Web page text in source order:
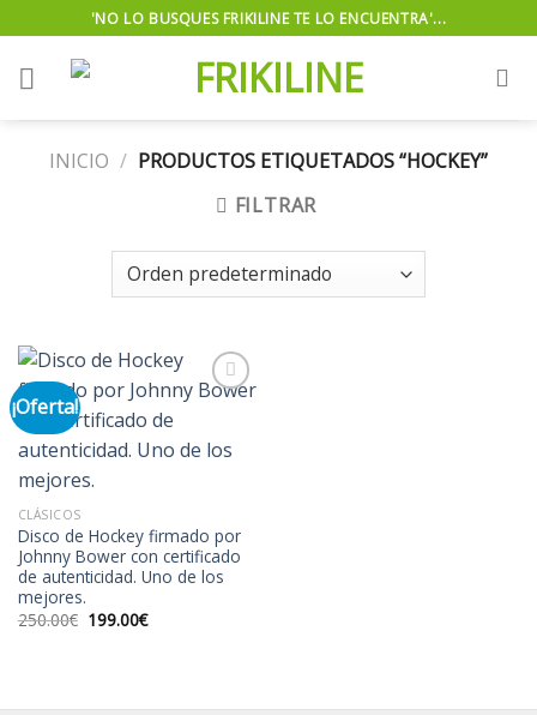
to
content
'NO LO BUSQUES FRIKILINE TE LO ENCUENTRA'...
INICIO / PRODUCTOS ETIQUETADOS “HOCKEY”
FILTRAR
¡Oferta!
Añadir
CLÁSICOS
Disco de Hockey firmado por
Johnny Bower con certificado
de autenticidad. Uno de los
mejores.
250.00€ El
precio
199.00€El
precio